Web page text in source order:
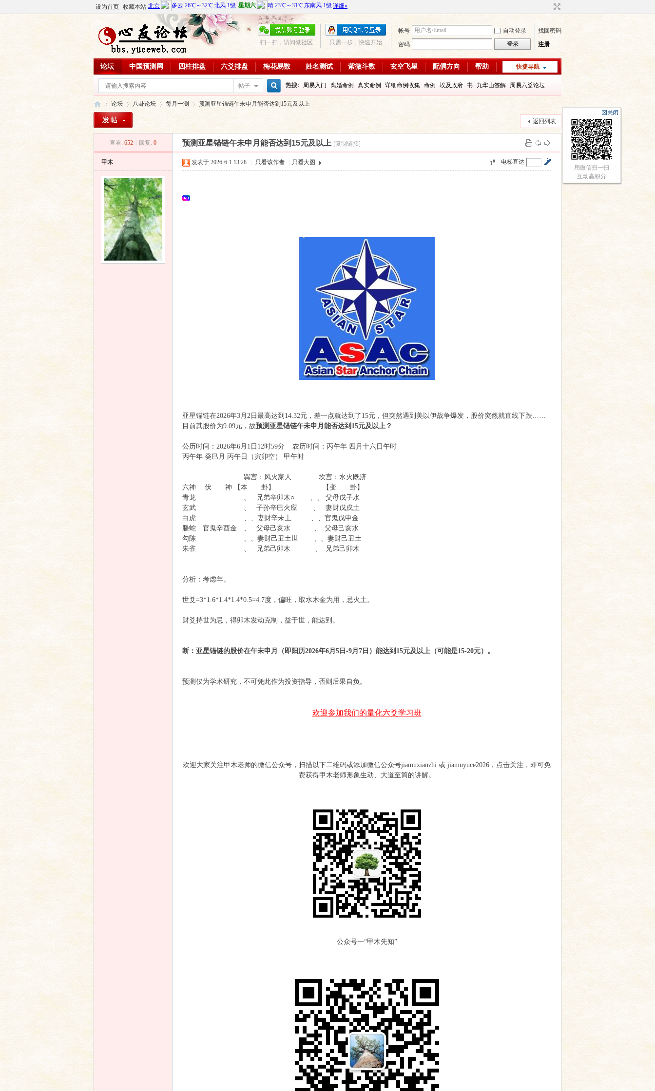
设为首页 收藏本站
帐号 自动登录
找回密码
密码
登录 注册
只需一步，快速开始
扫一扫，访问微社区
快捷导航
论坛 中国预测网 四柱排盘 六爻排盘 梅花易数 姓名测试 紫微斗数 玄空飞星 配偶方向 帮助
帖子
搜
索
热搜: 周易入门 离婚命例 真实命例 详细命例收集 命例 埃及政府 书 九华山签解 周易六爻论坛
周易教学视频 富贵八字命例 八字教程 每日一理65
每日一理85
论坛
›
八卦论坛
›
每月一测
›
预测亚星锚链午未申月能否达到15元及以上
返回列表
查看: 652 回复: 0 预测亚星锚链午未申月能否达到15元及以上 [复制链接]
甲木 电梯直达
1#
发表于 2026-6-1 13:28 只看该作者 只看大图
亚星锚链在2026年3月2日最高达到14.32元，差一点就达到了15元，但突然遇到美以伊战争爆发，股价突然就直线下跌……
目前其股价为9.09元，故预测亚星锚链午未申月能否达到15元及以上？
公历时间：2026年6月1日12时59分 农历时间：丙午年 四月十六日午时
丙午年 癸巳月 丙午日（寅卯空） 甲午时
巽宫：风火家人 坎宫：水火既济
六神 伏 神 【本 卦】 【变 卦】
青龙 、 兄弟辛卯木○ 、、 父母戊子水
玄武 、 子孙辛巳火应 、 妻财戊戌土
白虎 、、妻财辛未土 、、官鬼戊申金
螣蛇 官鬼辛酉金 、 父母己亥水 、 父母己亥水
勾陈 、、妻财己丑土世 、、妻财己丑土
朱雀 、 兄弟己卯木 、 兄弟己卯木
分析：考虑年。
世爻=3*1.6*1.4*1.4*0.5=4.7度，偏旺，取水木金为用，忌火土。
财爻持世为忌，得卯木发动克制，益于世，能达到。
断：亚星锚链的股价在午未申月（即阳历2026年6月5日-9月7日）能达到15元及以上（可能是15-20元）。
预测仅为学术研究，不可凭此作为投资指导，否则后果自负。
欢迎参加我们的量化六爻学习班
欢迎大家关注甲木老师的微信公众号，扫描以下二维码或添加微信公众号jiamuxianzhi 或 jiamuyuce2026，点击关注，即可免
费获得甲木老师形象生动、大道至简的讲解。
公众号一“甲木先知”
用微信扫一扫
互动赢积分